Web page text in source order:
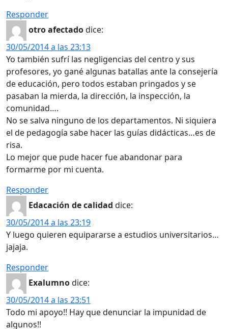
Responder
otro afectadodice:
30/05/2014 a las 23:13
Yo también sufrí las negligencias del centro y sus
profesores, yo gané algunas batallas ante la consejería
de educación, pero todos estaban pringados y se
pasaban la mierda, la dirección, la inspección, la
comunidad….
No se salva ninguno de los departamentos. Ni siquiera
el de pedagogía sabe hacer las guías didácticas…es de
risa.
Lo mejor que pude hacer fue abandonar para
formarme por mi cuenta.
Responder
Edacación de calidad dice:
30/05/2014 a las 23:19
Y luego quieren equipararse a estudios universitarios…
jajaja.
Responder
Exalumnodice:
30/05/2014 a las 23:51
Todo mi apoyo!! Hay que denunciar la impunidad de
algunos!!